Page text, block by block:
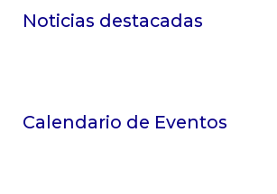
Noticias destacadas
Calendario de Eventos